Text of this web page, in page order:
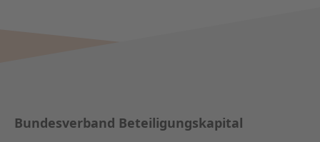
Bundesverband Beteiligungskapital